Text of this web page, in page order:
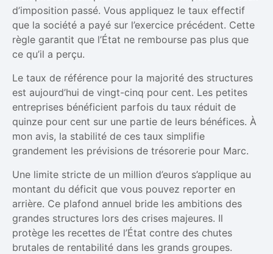
d’imposition passé. Vous appliquez le taux effectif
que la société a payé sur l’exercice précédent. Cette
règle garantit que l’État ne rembourse pas plus que
ce qu’il a perçu.
Le taux de référence pour la majorité des structures
est aujourd’hui de vingt-cinq pour cent. Les petites
entreprises bénéficient parfois du taux réduit de
quinze pour cent sur une partie de leurs bénéfices. À
mon avis, la stabilité de ces taux simplifie
grandement les prévisions de trésorerie pour Marc.
Une limite stricte de un million d’euros s’applique au
montant du déficit que vous pouvez reporter en
arrière. Ce plafond annuel bride les ambitions des
grandes structures lors des crises majeures. Il
protège les recettes de l’État contre des chutes
brutales de rentabilité dans les grands groupes.